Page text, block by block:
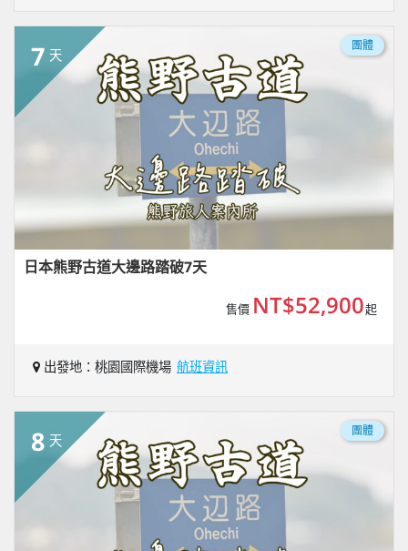
7 天
團體
日本熊野古道大邊路踏破7天
售價 NT$52,900起
出發地：桃園國際機場 航班資訊
8 天
團體